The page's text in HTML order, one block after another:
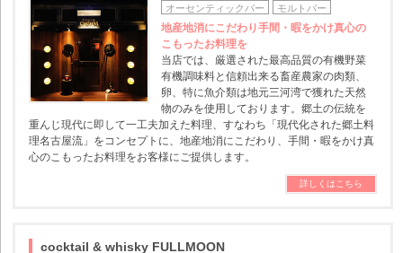
オーセンティックバー
モルトバー
地産地消にこだわり手間・暇をかけ真心の
こもったお料理を
当店では、厳選された最高品質の有機野菜
有機調味料と信頼出来る畜産農家の肉類、
卵、特に魚介類は地元三河湾で獲れた天然
物のみを使用しております。郷土の伝統を
重んじ現代に即して一工夫加えた料理、すなわち「現代化された郷土料
理名古屋流」をコンセプトに、地産地消にこだわり、手間・暇をかけ真
心のこもったお料理をお客様にご提供します。
詳しくはこちら
cocktail & whisky FULLMOON